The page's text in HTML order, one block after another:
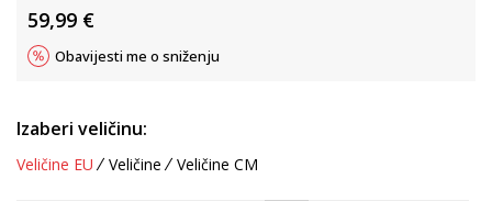
59,99 €
Obavijesti me o sniženju
Izaberi veličinu:
Veličine EU Veličine Veličine CM